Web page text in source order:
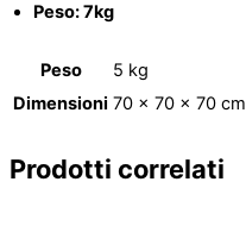
Peso: 7kg
Peso
5 kg
Dimensioni 70 × 70 × 70 cm
Prodotti correlati